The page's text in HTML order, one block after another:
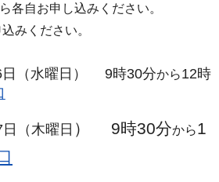
各自お申し込みください。
みください。
（水曜日） 9時30分から12時
（木曜日 ） 9時30分から1